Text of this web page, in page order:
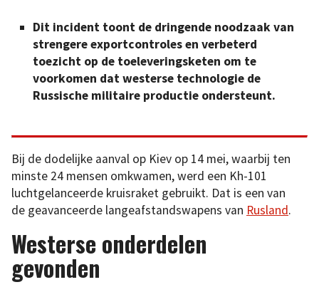
Dit incident toont de dringende noodzaak van
strengere exportcontroles en verbeterd
toezicht op de toeleveringsketen om te
voorkomen dat westerse technologie de
Russische militaire productie ondersteunt.
Bij de dodelijke aanval op Kiev op 14 mei, waarbij ten
minste 24 mensen omkwamen, werd een Kh-101
luchtgelanceerde kruisraket gebruikt. Dat is een van
de geavanceerde langeafstandswapens van Rusland.
Westerse onderdelen
gevonden